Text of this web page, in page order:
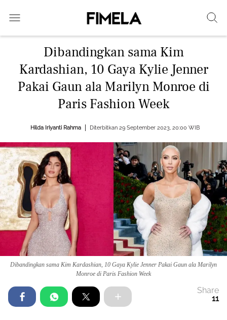
Dibandingkan sama Kim
Kardashian, 10 Gaya Kylie Jenner
Pakai Gaun ala Marilyn Monroe di
Paris Fashion Week
Hilda Iriyanti Rahma Diterbitkan 29 September 2023, 20:00 WIB
Dibandingkan sama Kim Kardashian, 10 Gaya Kylie Jenner Pakai Gaun ala Marilyn
Monroe di Paris Fashion Week
Share
11